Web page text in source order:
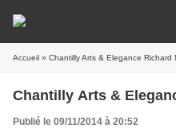
Accueil » Chantilly Arts & Elegance Richard
Chantilly Arts &
Publié le 09/11/2014 à 20:52